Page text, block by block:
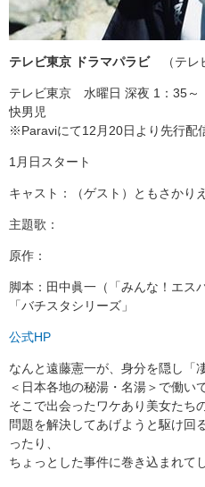
テレビ東京 ドラマパラビ（テレ
テレビ東京 水曜日 深夜 1：
快男児
※Paraviにて12月20日より先行配
1月日スタート
キャスト：（ゲスト）ともさか
主題歌：
原作：
脚本：田中眞一（「みんな！エス
「バチスタシリーズ」
公式HP
なんと遠藤憲一が、身分を隠し「
＜日本各地の秘湯・名湯＞で働い
そこで出会ったワケあり美女たち
問題を解決してあげようと駆け回
ったり、
ちょっとした事件に巻き込まれて